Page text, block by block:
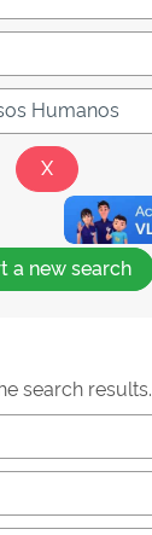
a new search
search results.